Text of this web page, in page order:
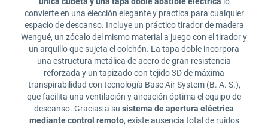
convierte en una elección elegante y practica para cualquier
espacio de descanso. Incluye un práctico tirador de madera
Wengué, un zócalo del mismo material a juego con el tirador y
un arquillo que sujeta el colchón. La tapa doble incorpora
una estructura metálica de acero de gran resistencia
reforzada y un tapizado con tejido 3D de máxima
transpirabilidad con tecnología Base Air System (B. A. S.),
que facilita una ventilación y aireación óptima el equipo de
descanso. Gracias a su sistema de apertura eléctrica
mediante control remoto, existe ausencia total de ruidos